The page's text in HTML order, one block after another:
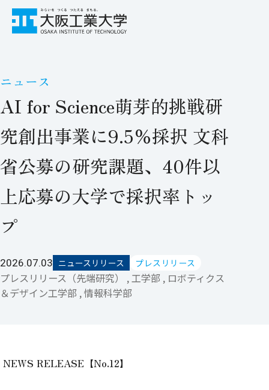
ニュース
AI for Science萌芽的挑戦研
究創出事業に9.5％採択 文科
省公募の研究課題、40件以
上応募の大学で採択率トッ
プ
2026.07.03 ニュースリリース プレスリリース
プレスリリース（先端研究） , 工学部 , ロボティクス
＆デザイン工学部 , 情報科学部
NEWS RELEASE【No.12】